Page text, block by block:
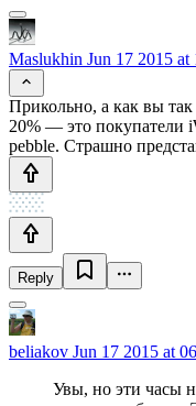
Maslukhin Jun 17 2015 at
Прикольно, а как вы
20% — это покупатели
pebble. Страшно
Reply
beliakov Jun 17 2015 at
Увы, но эти часы